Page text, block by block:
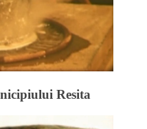
Resita